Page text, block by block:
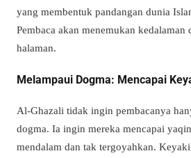
yang membentuk pandangan dunia
Pembaca akan menemukan kedalaman
halaman.
Melampaui Dogma: Mencapai
Al-Ghazali tidak ingin pembacanya
dogma. Ia ingin mereka mencapai yaqin
mendalam dan tak tergoyahkan.